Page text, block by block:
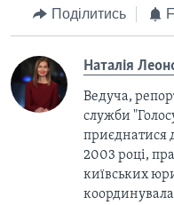
Поділитись
Наталія
Ведуча,
служби
приєднатися
2003 році,
київських
координувала